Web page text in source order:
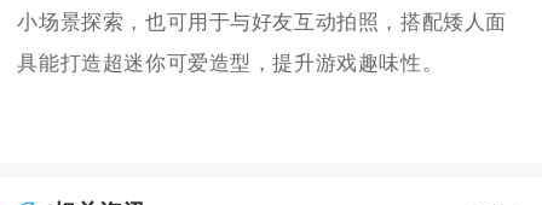
小场景探索，也可用于与好友互动拍照，搭配矮人面
具能打造超迷你可爱造型，提升游戏趣味性。